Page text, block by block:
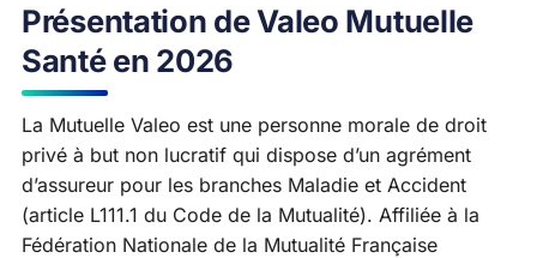
Présentation de Valeo Mutuelle
Santé en 2026
La Mutuelle Valeo est une personne morale de droit
privé à but non lucratif qui dispose d’un agrément
d’assureur pour les branches Maladie et Accident
(article L111.1 du Code de la Mutualité). Affiliée à la
Fédération Nationale de la Mutualité Française